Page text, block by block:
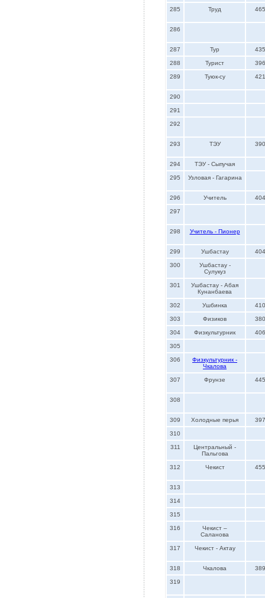
285 Труд
286
287 Тур
288 Турист
289 Туюк-су
290
291
292
293 ТЭУ
294 ТЭУ - Сыпучая
295 Узловая - Гагарина
296 Учитель
297
298 Учитель - Пионер
299 Ушбастау
300
Ушбастау -
Сулукуз
301
Ушбастау - Абая
Кунанбаева
302 Ушбинка
303 Физиков
304 Физкультурник
305
306
Физкультурник -
Чкалова
307 Фрунзе
308
309 Холодные перья
310
311
Центральный -
Пальгова
312 Чекист
313
314
315
316
Чекист –
Саланова
317 Чекист - Актау
318 Чкалова
319